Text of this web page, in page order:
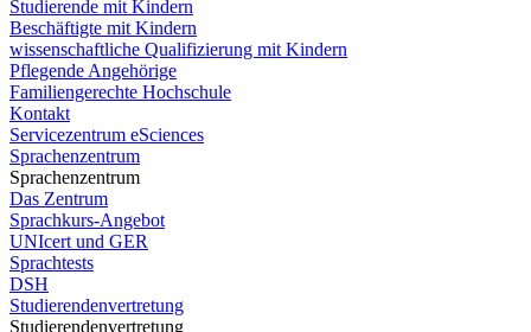
Studierende mit Kindern
Beschäftigte mit Kindern
wissenschaftliche Qualifizierung mit Kindern
Pflegende Angehörige
Familiengerechte Hochschule
Kontakt
Servicezentrum eSciences
Sprachenzentrum
Sprachenzentrum
Das Zentrum
Sprachkurs-Angebot
UNIcert und GER
Sprachtests
DSH
Studierendenvertretung
Studierendenvertretung